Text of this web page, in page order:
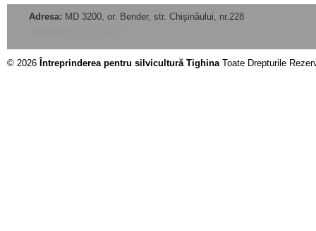
Adresa: MD 3200, or. Bender, str. Chişinăului, nr.228
© 2026 Întreprinderea pentru silvicultură TighinaToate Drepturile